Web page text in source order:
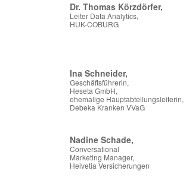
Dr. Thomas Körzdörfer,
Leiter Data Analytics,
HUK-COBURG
Ina Schneider,
Geschäftsführerin,
Heseta GmbH,
ehemalige Hauptabteilungsleiterin,
Debeka Kranken VVaG
Nadine Schade,
Conversational
Marketing Manager,
Helvetia Versicherungen